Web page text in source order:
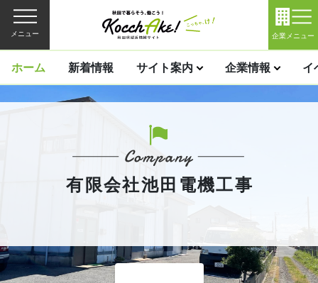
メニュー 企業メニュー
ホーム 新着情報 サイト案内 企業情報 イ
有限会社池田電機工事